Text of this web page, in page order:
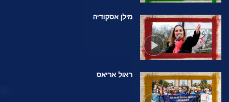
מילן אסקודיה
ראול אריאס